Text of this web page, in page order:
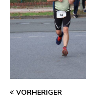
VORHERIGER